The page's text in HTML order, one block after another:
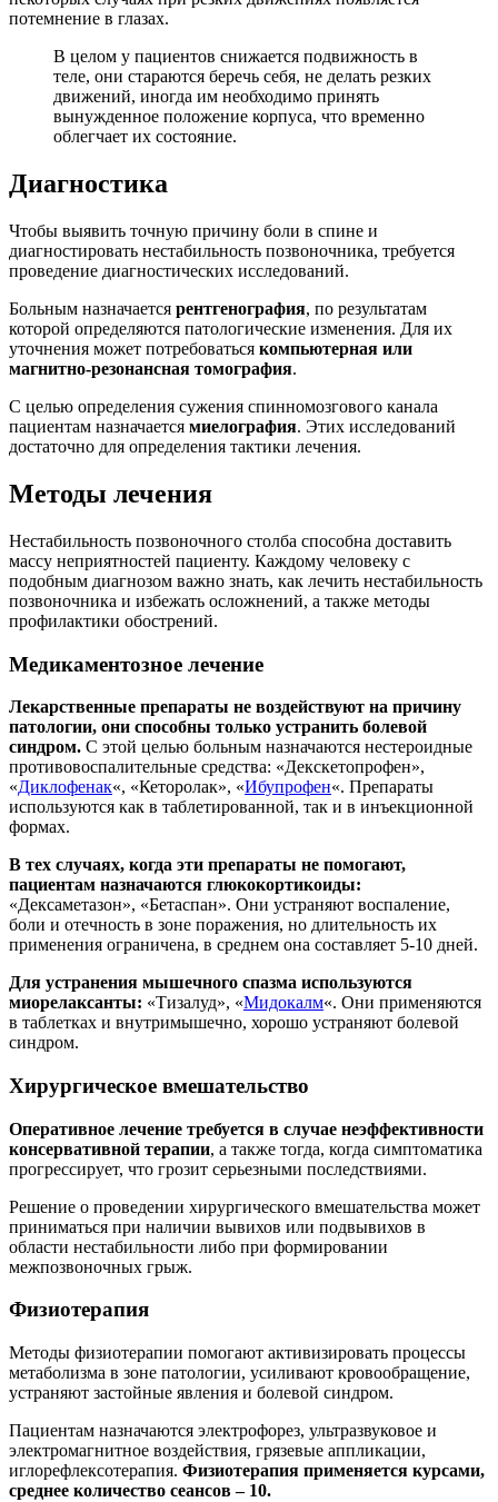
потемнение в глазах.
В целом у пациентов снижается подвижность в
теле, они стараются беречь себя, не делать резких
движений, иногда им необходимо принять
вынужденное положение корпуса, что временно
облегчает их состояние.
Диагностика
Чтобы выявить точную причину боли в спине и
диагностировать нестабильность позвоночника, требуется
проведение диагностических исследований.
Больным назначается рентгенография, по результатам
которой определяются патологические изменения. Для их
уточнения может потребоваться компьютерная или
магнитно-резонансная томография.
С целью определения сужения спинномозгового канала
пациентам назначается миелография. Этих исследований
достаточно для определения тактики лечения.
Методы лечения
Нестабильность позвоночного столба способна доставить
массу неприятностей пациенту. Каждому человеку с
подобным диагнозом важно знать, как лечить нестабильность
позвоночника и избежать осложнений, а также методы
профилактики обострений.
Медикаментозное лечение
Лекарственные препараты не воздействуют на причину
патологии, они способны только устранить болевой
синдром. С этой целью больным назначаются нестероидные
противовоспалительные средства: «Декскетопрофен»,
«Диклофенак«, «Кеторолак», «Ибупрофен«. Препараты
используются как в таблетированной, так и в инъекционной
формах.
В тех случаях, когда эти препараты не помогают,
пациентам назначаются глюкокортикоиды:
«Дексаметазон», «Бетаспан». Они устраняют воспаление,
боли и отечность в зоне поражения, но длительность их
применения ограничена, в среднем она составляет 5-10 дней.
Для устранения мышечного спазма используются
миорелаксанты: «Тизалуд», «Мидокалм«. Они применяются
в таблетках и внутримышечно, хорошо устраняют болевой
синдром.
Хирургическое вмешательство
Оперативное лечение требуется в случае неэффективности
консервативной терапии, а также тогда, когда симптоматика
прогрессирует, что грозит серьезными последствиями.
Решение о проведении хирургического вмешательства может
приниматься при наличии вывихов или подвывихов в
области нестабильности либо при формировании
межпозвоночных грыж.
Физиотерапия
Методы физиотерапии помогают активизировать процессы
метаболизма в зоне патологии, усиливают кровообращение,
устраняют застойные явления и болевой синдром.
Пациентам назначаются электрофорез, ультразвуковое и
электромагнитное воздействия, грязевые аппликации,
иглорефлексотерапия. Физиотерапия применяется курсами,
среднее количество сеансов – 10.